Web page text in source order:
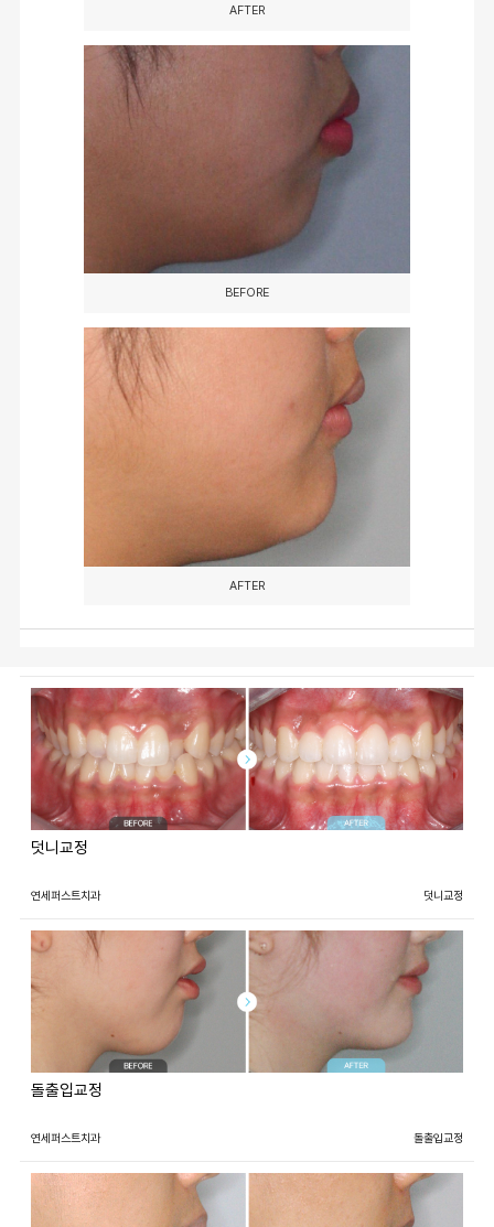
AFTER
BEFORE
AFTER
덧니교정
연세퍼스트치과 덧니교정
돌출입교정
연세퍼스트치과 돌출입교정